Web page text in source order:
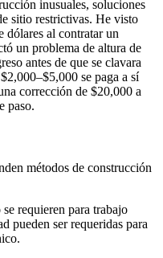
inusuales, soluciones
sitio restrictivas. He visto
dólares al contratar un
un problema de altura de
antes de que se clavara
se paga a sí
corrección de $20,000 a
paso.
métodos de construcción
requieren para trabajo
pueden ser requeridas para